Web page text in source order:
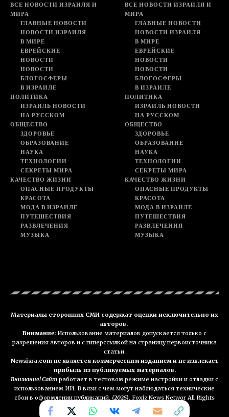
ВСЕ НОВОСТИ ИЗРАИЛЯ И
МИРА
ГЛАВНЫЕ НОВОСТИ
НОВОСТИ ИЗРАИЛЯ
В МИРЕ
ЕВРЕЙСКИЕ
НОВОСТИ
НОВОСТИ
БЛОГОСФЕРЫ
В ИЗРАИЛЕ
ПОЛИТИКА
ИЗРАИЛЬ НОВОСТИ
НА РУССКОМ
ОБЩЕСТВО
ЗДОРОВЬЕ
ОБРАЗОВАНИЕ
НАУКА
ТЕХНОЛОГИИ
СЕКРЕТЫ МИРА
КАЧЕСТВО ЖИЗНИ
ОПАСНЫЕ ПРОДУКТЫ
КРАСОТА
МОДА В ИЗРАИЛЕ
ПУТЕШЕСТВИЯ
РАЗВЛЕЧЕНИЯ
МУЗЫКА
ВСЕ НОВОСТИ ИЗРАИЛЯ И
МИРА
ГЛАВНЫЕ НОВОСТИ
НОВОСТИ ИЗРАИЛЯ
В МИРЕ
ЕВРЕЙСКИЕ
НОВОСТИ
НОВОСТИ
БЛОГОСФЕРЫ
В ИЗРАИЛЕ
ПОЛИТИКА
ИЗРАИЛЬ НОВОСТИ
НА РУССКОМ
ОБЩЕСТВО
ЗДОРОВЬЕ
ОБРАЗОВАНИЕ
НАУКА
ТЕХНОЛОГИИ
СЕКРЕТЫ МИРА
КАЧЕСТВО ЖИЗНИ
ОПАСНЫЕ ПРОДУКТЫ
КРАСОТА
МОДА В ИЗРАИЛЕ
ПУТЕШЕСТВИЯ
РАЗВЛЕЧЕНИЯ
МУЗЫКА
Материалы сторонних СМИ содержат оценки исключительно их
авторов.
Внимание: Использование материалов допускается только с
разрешения авторов и с гиперссылкой на страницу первоисточника
статьи.
Newsisra.com не является коммерческим изданием и не извлекает
прибыль из публикуемых материалов.
Внимание! Сайт работает в тестовом режиме настройки и отладки с
использованием ИИ. В вязи с чем могут наблюдаться технические
сбои в оформлении публикаций. (2025). Foxiz News Networ All Rights
Reserved. NEWSisra.com